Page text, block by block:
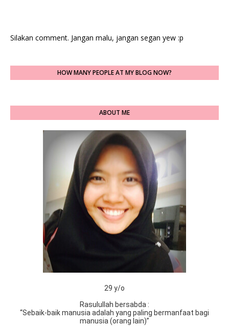
Silakan comment. Jangan malu, jangan segan yew :p
HOW MANY PEOPLE AT MY BLOG NOW?
ABOUT ME
29 y/o
Rasulullah bersabda :
“Sebaik-baik manusia adalah yang paling bermanfaat bagi
manusia (orang lain)”